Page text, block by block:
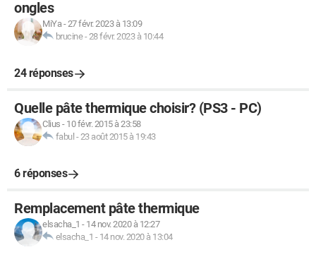
ongles
MiYa-27 févr. 2023 à 13:09
brucine-28 févr. 2023 à 10:44
24 réponses
Quelle pâte thermique choisir? (PS3 - PC)
Clius - 10 févr. 2015 à 23:58
fabul -23 août 2015 à 19:43
6 réponses
Remplacement pâte thermique
elsacha_1 - 14 nov. 2020 à 12:27
elsacha_1 - 14 nov. 2020 à 13:04